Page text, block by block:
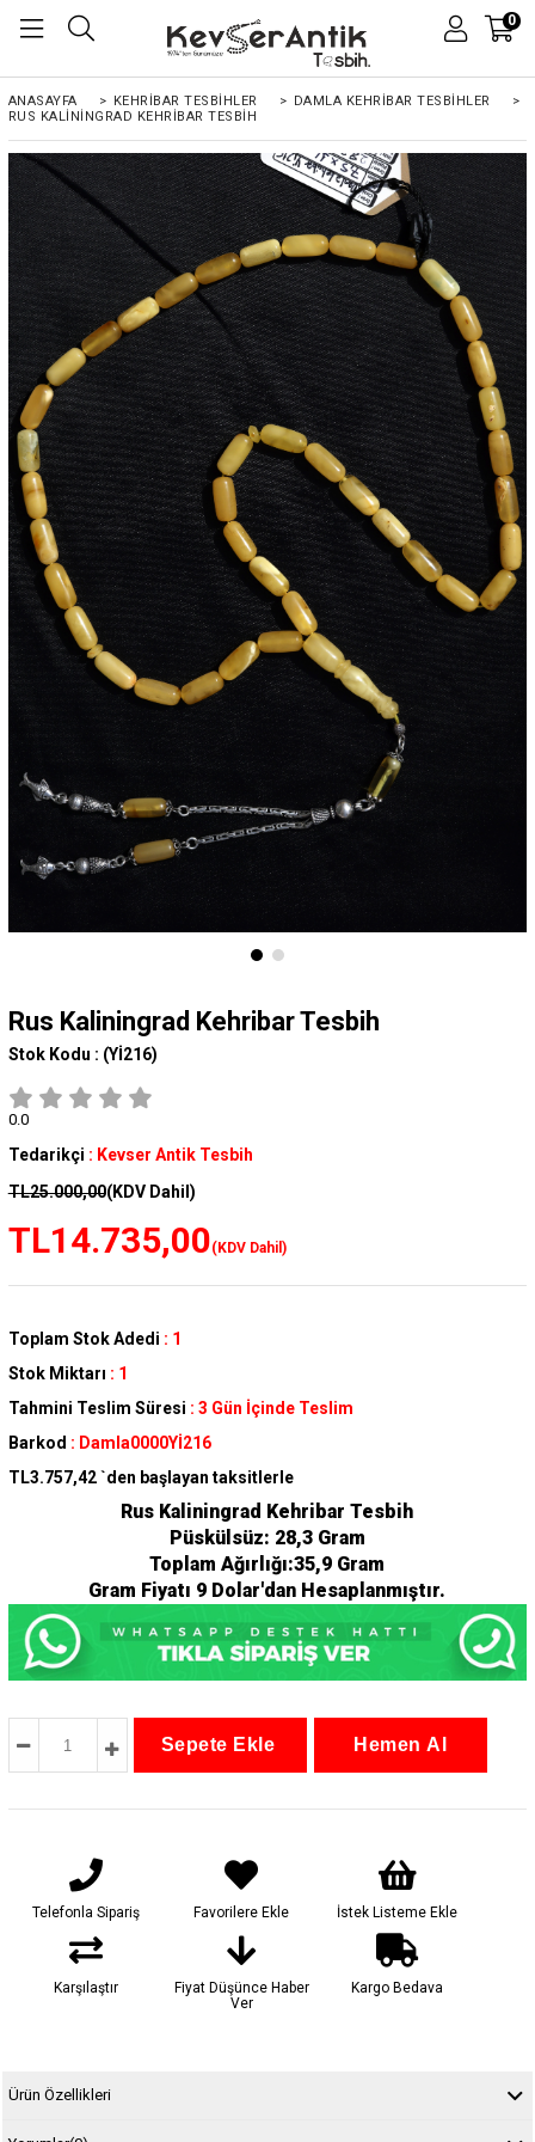
0
ANASAYFA > KEHRIBAR TESBIHLER > DAMLA KEHRİBAR TESBİHLER
>
RUS KALININGRAD KEHRIBAR TESBIH
Rus Kaliningrad Kehribar Tesbih
Stok Kodu : (Yİ216)
0.0
Tedarikçi : Kevser Antik Tesbih
TL25.000,00(KDV Dahil)
TL14.735,00(KDV Dahil)
Toplam Stok Adedi : 1
Stok Miktarı : 1
Tahmini Teslim Süresi : 3 Gün İçinde Teslim
Barkod : Damla0000Yİ216
TL3.757,42 `den başlayan taksitlerle
Rus Kaliningrad Kehribar Tesbih
Püskülsüz: 28,3 Gram
Toplam Ağırlığı:35,9 Gram
Gram Fiyatı 9 Dolar'dan Hesaplanmıştır.
Telefonla Sipariş Favorilere Ekle İstek Listeme Ekle
Karşılaştır
Fiyat Düşünce Haber
Ver
Kargo Bedava
Ürün Özellikleri